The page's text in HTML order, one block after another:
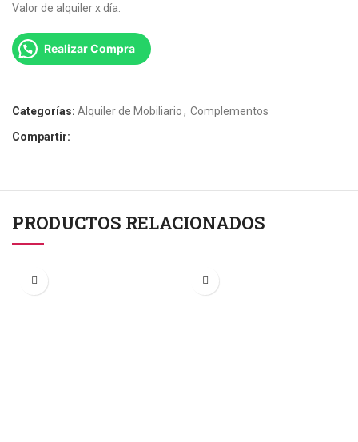
Valor de alquiler x día.
Realizar Compra
Categorías: Alquiler de Mobiliario, Complementos
Compartir:
PRODUCTOS RELACIONADOS